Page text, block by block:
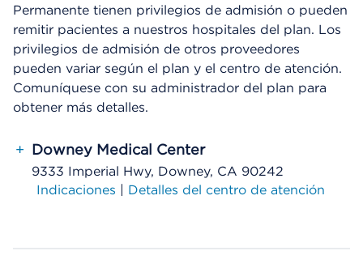
Permanente tienen privilegios de admisión o pueden
remitir pacientes a nuestros hospitales del plan. Los
privilegios de admisión de otros proveedores
pueden variar según el plan y el centro de atención.
Comuníquese con su administrador del plan para
obtener más detalles.
+ Downey Medical Center
9333 Imperial Hwy, Downey, CA 90242
Indicaciones | Detalles del centro de atención